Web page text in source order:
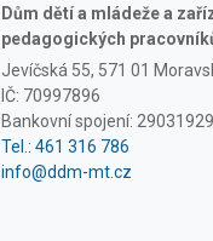
Dům dětí a mládeže a
pedagogických
Jevíčská 55, 571 01
IČ: 70997896
Bankovní spojení:
Tel.: 461 316 786
info@ddm-mt.cz